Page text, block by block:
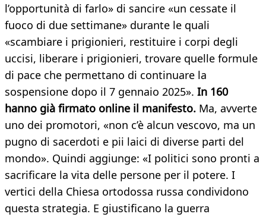
l’opportunità di farlo» di sancire «un cessate il
fuoco di due settimane» durante le quali
«scambiare i prigionieri, restituire i corpi degli
uccisi, liberare i prigionieri, trovare quelle formule
di pace che permettano di continuare la
sospensione dopo il 7 gennaio 2025». In 160
hanno già firmato online il manifesto. Ma, avverte
uno dei promotori, «non c’è alcun vescovo, ma un
pugno di sacerdoti e pii laici di diverse parti del
mondo». Quindi aggiunge: «I politici sono pronti a
sacrificare la vita delle persone per il potere. I
vertici della Chiesa ortodossa russa condividono
questa strategia. E giustificano la guerra